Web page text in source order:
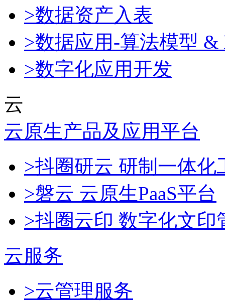
>数据资产入表
>数据应用-算法模型 &
>数字化应用开发
云
云原生产品及应用平台
>抖圈研云 研制一体
>磐云 云原生PaaS平台
>抖圈云印 数字化文印
云服务
>云管理服务